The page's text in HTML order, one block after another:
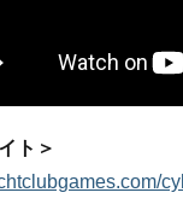
ト＞